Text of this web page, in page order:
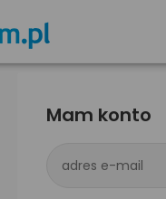
Mam konto
adres e-mail